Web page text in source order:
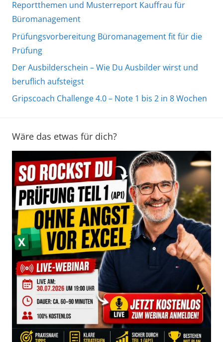
Reportthemen und Musterreport Kauffrau für
Büromanagement
Prüfungsvorbereitung Büromanagement fit für die
Prüfung
Der Ausbilderschein – Wie Du Ausbilder wirst und
beruflich aufsteigst
Gripscoach Challenge 4.0 – Note 1 bis 2 in 8 Wochen
Wäre das etwas für dich?